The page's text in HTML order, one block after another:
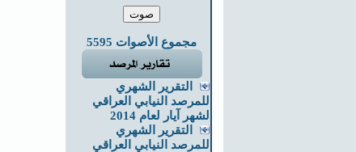
مجموع الأصوات 5595
التقرير الشهري
للمرصد النيابي العراقي
لشهر آيار لعام 2014
التقرير الشهري
للمرصد النيابي العراقي